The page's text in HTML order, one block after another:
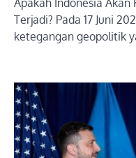
Apakah Indonesia Akan
Terjadi? Pada 17 Juni
ketegangan geopolitik